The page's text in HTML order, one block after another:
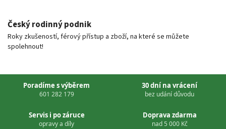
Český rodinný podnik
Roky zkušeností, férový přístup a zboží, na které se můžete
spolehnout!
Poradíme s výběrem
601 282 179
30 dní na vrácení
bez udání důvodu
Servis i po záruce
opravy a díly
Doprava zdarma
nad 5 000 Kč